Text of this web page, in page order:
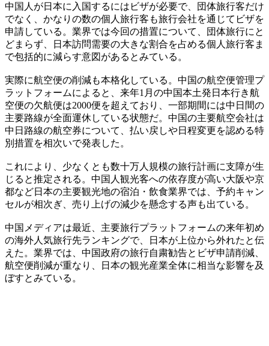
中国人が日本に入国するにはビザが必要で、団体旅行客だけ
でなく、かなりの数の個人旅行客も旅行会社を通じてビザを
申請している。業界では今回の措置について、団体旅行にと
どまらず、日本訪問需要の大きな割合を占める個人旅行客ま
で包括的に減らす意図があるとみている。
実際に航空便の削減も本格化している。中国の航空便管理プ
ラットフォームによると、来年1月の中国本土発日本行き航
空便の欠航便は2000便を超えており、一部期間には中日間の
主要路線が全面運休している状態だ。中国の主要航空会社は
中日路線の航空券について、払い戻しや日程変更を認める特
別措置を相次いで発表した。
これにより、少なくとも数十万人規模の旅行計画に支障が生
じると推定される。中国人観光客への依存度が高い大阪や京
都など日本の主要観光地の宿泊・飲食業界では、予約キャン
セルが相次ぎ、売り上げの減少を懸念する声も出ている。
中国メディアは最近、主要旅行プラットフォームの来年初め
の海外人気旅行先ランキングで、日本が上位から外れたと伝
えた。業界では、中国政府の旅行自粛勧告とビザ申請削減、
航空便削減が重なり、日本の観光産業全体に相当な影響を及
ぼすとみている。